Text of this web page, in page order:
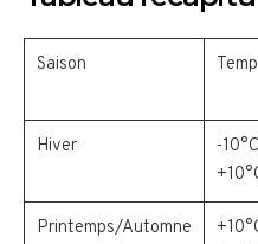
Saison
Hiver
-
Printemps/Automne